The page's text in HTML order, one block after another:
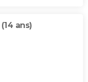
(14 ans)